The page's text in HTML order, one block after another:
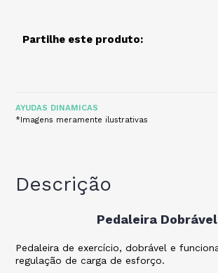
Partilhe este produto:
AYUDAS DINAMICAS
*Imagens meramente ilustrativas
Descrição
Pedaleira Dobrável
Pedaleira de exercício, dobrável e
regulação de carga de esforço.